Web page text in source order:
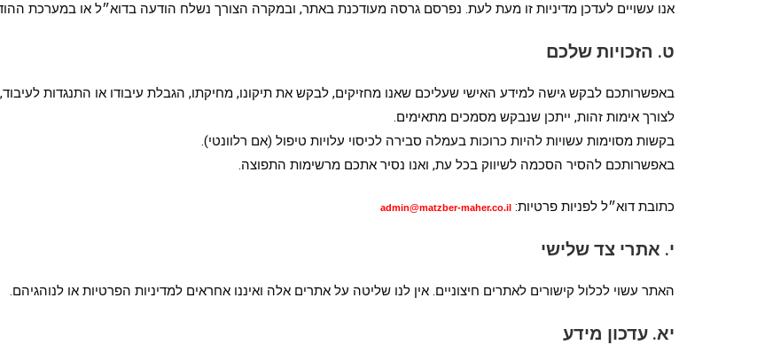
אנו עשויים לעדכן מדיניות זו מעת לעת. נפרסם גרסה מעודכנת באתר, ובמקרה הצורך נשלח הודעה בדוא״ל או במערכת
ט. הזכויות שלכם
באפשרותכם לבקש גישה למידע האישי שעליכם שאנו מחזיקים, לבקש את תיקונו, מחיקתו, הגבלת עיבודו או התנגדות לעיבוד,
לצורך אימות זהות, ייתכן שנבקש מסמכים מתאימים.
בקשות מסוימות עשויות להיות כרוכות בעמלה סבירה לכיסוי עלויות טיפול (אם רלוונטי).
באפשרותכם להסיר הסכמה לשיווק בכל עת, ואנו נסיר אתכם מרשימות התפוצה.
כתובת דוא״ל לפניות פרטיות: admin@matzber-maher.co.il
י. אתרי צד שלישי
האתר עשוי לכלול קישורים לאתרים חיצוניים. אין לנו שליטה על אתרים אלה ואיננו אחראים למדיניות הפרטיות או לנוהגיהם.
יא. עדכון מידע